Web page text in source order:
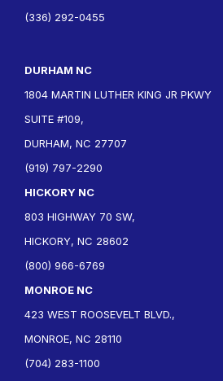
(336) 292-0455
DURHAM NC
1804 MARTIN LUTHER KING JR PKWY
SUITE #109,
DURHAM, NC 27707
(919) 797-2290
HICKORY NC
803 HIGHWAY 70 SW,
HICKORY, NC 28602
(800) 966-6769
MONROE NC
423 WEST ROOSEVELT BLVD.,
MONROE, NC 28110
(704) 283-1100